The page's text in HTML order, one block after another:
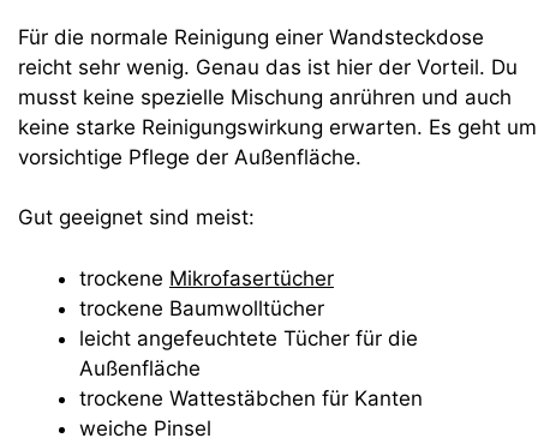
Für die normale Reinigung einer Wandsteckdose
reicht sehr wenig. Genau das ist hier der Vorteil. Du
musst keine spezielle Mischung anrühren und auch
keine starke Reinigungswirkung erwarten. Es geht um
vorsichtige Pflege der Außenfläche.
Gut geeignet sind meist:
trockene Mikrofasertücher
trockene Baumwolltücher
leicht angefeuchtete Tücher für die
Außenfläche
trockene Wattestäbchen für Kanten
weiche Pinsel